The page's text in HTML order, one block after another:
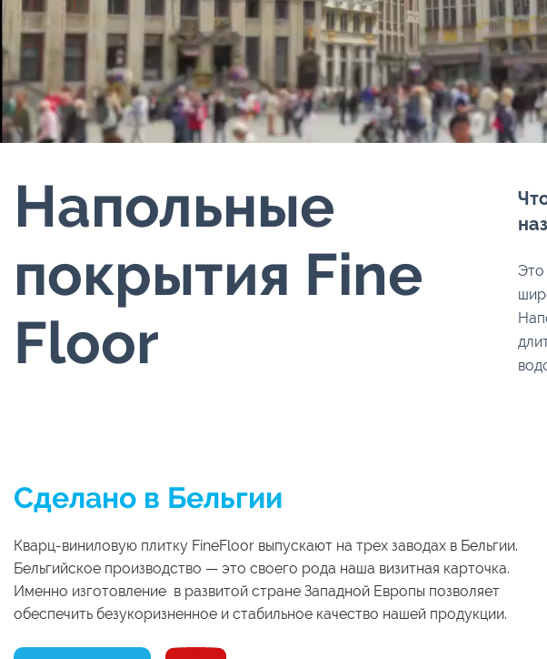
Напольные
покрытия Fine
Floor
Это
Сделано в Бельгии
Кварц-виниловую плитку FineFloor выпускают на трех заводах в Бельгии.
Бельгийское производство — это своего рода наша визитная карточка.
Именно изготовление в развитой стране Западной Европы позволяет
обеспечить безукоризненное и стабильное качество нашей продукции.